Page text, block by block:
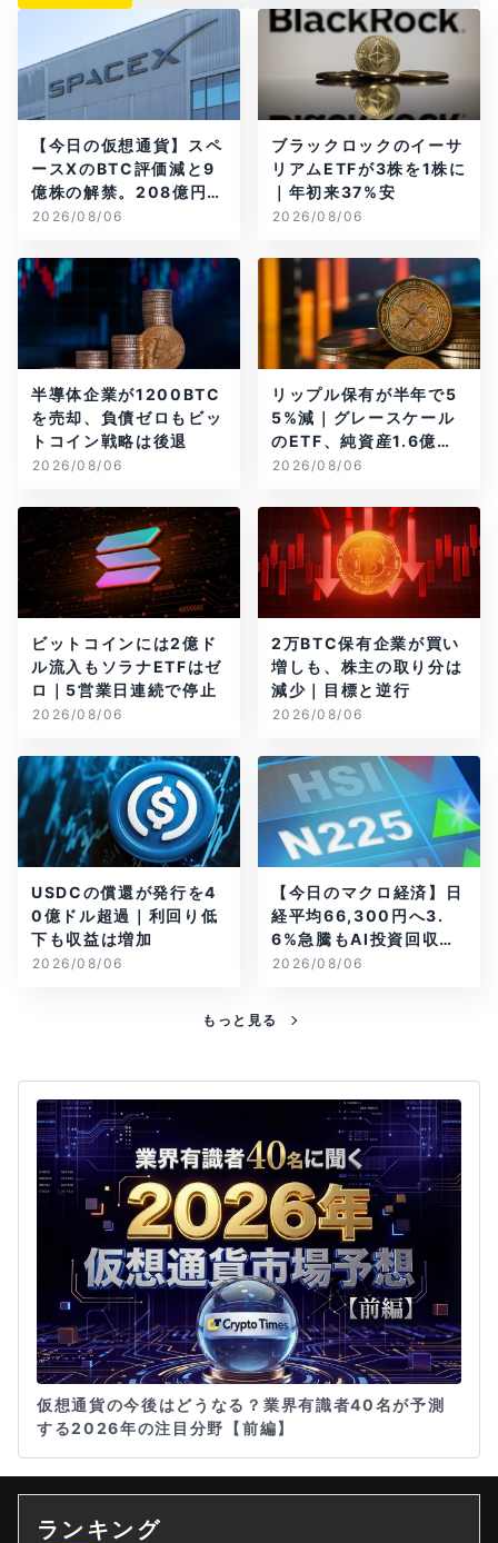
【今日の仮想通貨】スペ
ースXのBTC評価減と9
億株の解禁。208億円相
当のBTCが盗難
2026/08/06
ブラックロックのイーサ
リアムETFが3株を1株に
｜年初来37%安
2026/08/06
半導体企業が1200BTC
を売却、負債ゼロもビッ
トコイン戦略は後退
2026/08/06
リップル保有が半年で5
5%減｜グレースケール
のETF、純資産1.6億ド
ル減
2026/08/06
ビットコインには2億ド
ル流入もソラナETFはゼ
ロ｜5営業日連続で停止
2026/08/06
2万BTC保有企業が買い
増しも、株主の取り分は
減少｜目標と逆行
2026/08/06
USDCの償還が発行を4
0億ドル超過｜利回り低
下も収益は増加
2026/08/06
【今日のマクロ経済】日
経平均66,300円へ3.
6%急騰もAI投資回収懸
念が再燃
2026/08/06
もっと見る
仮想通貨の今後はどうなる？業界有識者40名が予測
する2026年の注目分野【前編】
ランキング